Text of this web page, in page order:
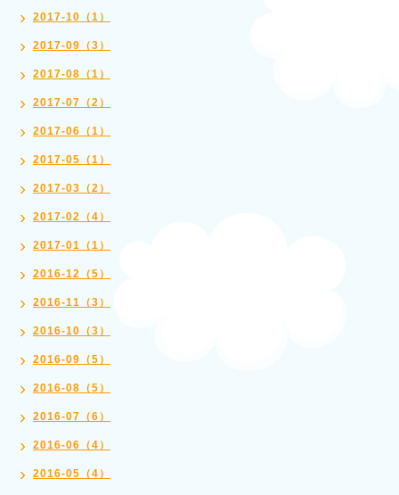
2017-10（1）
2017-09（3）
2017-08（1）
2017-07（2）
2017-06（1）
2017-05（1）
2017-03（2）
2017-02（4）
2017-01（1）
2016-12（5）
2016-11（3）
2016-10（3）
2016-09（5）
2016-08（5）
2016-07（6）
2016-06（4）
2016-05（4）